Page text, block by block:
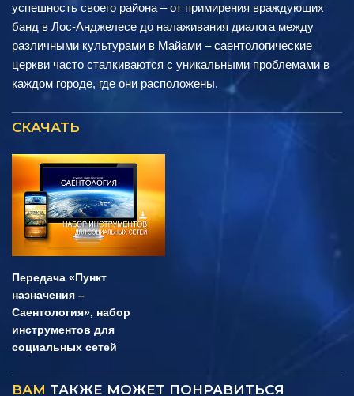
успешность своего района – от примирения враждующих
банд в Лос-Анджелесе до налаживания диалога между
различными культурами в Майами – саентологические
церкви часто сталкиваются с уникальными проблемами в
каждом городе, где они расположены.
СКАЧАТЬ
Передача «Пункт
назначения –
Саентология», набор
инструментов для
социальных сетей
ВАМ ТАКЖЕ МОЖЕТ ПОНРАВИТЬСЯ